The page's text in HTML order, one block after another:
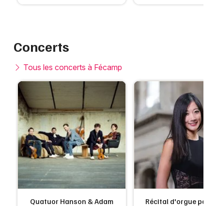
Concerts
Tous les concerts à Fécamp
Quatuor Hanson & Adam
Récital d'orgue par